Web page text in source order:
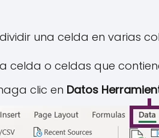
una celda en varias
celda o celdas que
clic en Datos